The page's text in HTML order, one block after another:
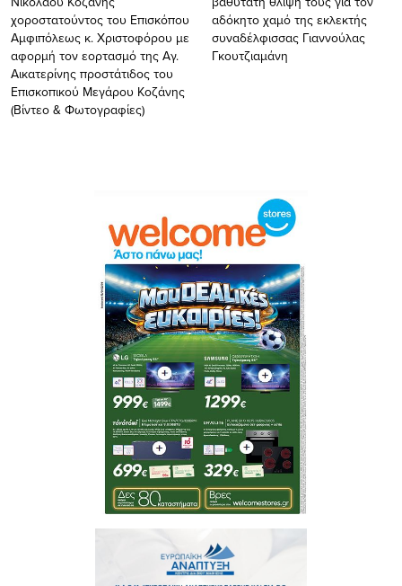
χοροστατούντος του Επισκόπου
Αμφιπόλεως κ. Χριστοφόρου με
αφορμή τον εορτασμό της Αγ.
Αικατερίνης προστάτιδος του
Επισκοπικού Μεγάρου Κοζάνης
(Βίντεο & Φωτογραφίες)
αδόκητο χαμό της εκλεκτής
συναδέλφισσας Γιαννούλας
Γκουτζιαμάνη